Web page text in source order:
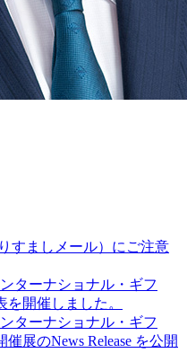
すましメール）にご注意
ンターナショナル・ギフ
を開催しました。
ンターナショナル・ギフ
展のNews Release を公開